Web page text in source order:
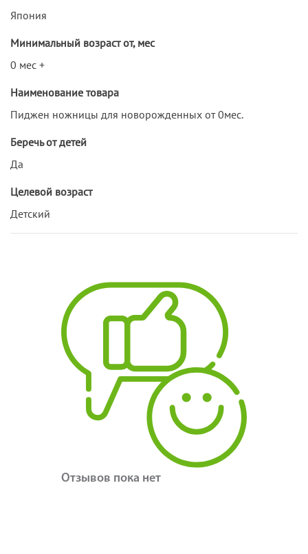
Япония
Минимальный возраст от, мес
0 мес +
Наименование товара
Пиджен ножницы для новорожденных от 0мес.
Беречь от детей
Да
Целевой возраст
Детский
Отзывов пока нет